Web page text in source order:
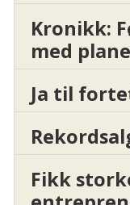
Kronikk:
med
Ja til
Fikk